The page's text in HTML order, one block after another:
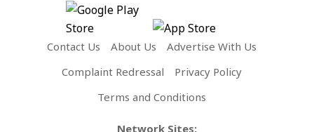
Contact Us About Us
Advertise With Us
Complaint Redressal
Privacy Policy
Terms and Conditions
Network Sites: